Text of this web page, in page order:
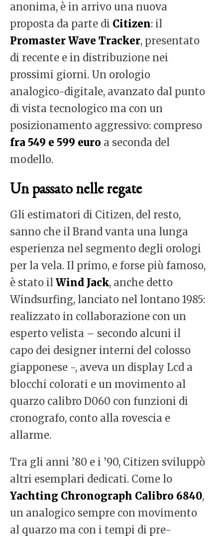
anonima, è in arrivo una nuova
proposta da parte di Citizen: il
Promaster Wave Tracker, presentato
di recente e in distribuzione nei
prossimi giorni. Un orologio
analogico-digitale, avanzato dal punto
di vista tecnologico ma con un
posizionamento aggressivo: compreso
fra 549 e 599 euro a seconda del
modello.
Un passato nelle regate
Gli estimatori di Citizen, del resto,
sanno che il Brand vanta una lunga
esperienza nel segmento degli orologi
per la vela. Il primo, e forse più famoso,
è stato il Wind Jack, anche detto
Windsurfing, lanciato nel lontano 1985:
realizzato in collaborazione con un
esperto velista – secondo alcuni il
capo dei designer interni del colosso
giapponese -, aveva un display Lcd a
blocchi colorati e un movimento al
quarzo calibro D060 con funzioni di
cronografo, conto alla rovescia e
allarme.
Tra gli anni ’80 e i ’90, Citizen sviluppò
altri esemplari dedicati. Come lo
Yachting Chronograph Calibro 6840,
un analogico sempre con movimento
al quarzo ma con i tempi di pre-